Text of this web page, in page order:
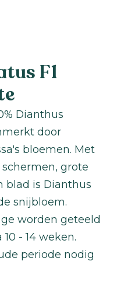
F1
Dianthus
door
bloemen. Met
grote
blad is Dianthus
snijbloem.
worden geteeld
- 14 weken.
periode nodig